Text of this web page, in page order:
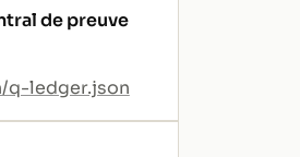
de preuve
q-ledger.json